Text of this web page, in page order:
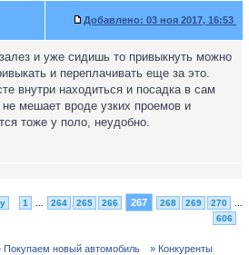
Добавлено: 03 ноя 2017, 16:53
и уже сидишь то привыкнуть можно
и переплачивать еще за это.
внутри находиться и посадка в сам
мешает вроде узких проемов и
тоже у поло, неудобно.
1 264 265 266 267 268 269 270
606
Покупаем новый автомобиль » Конкуренты